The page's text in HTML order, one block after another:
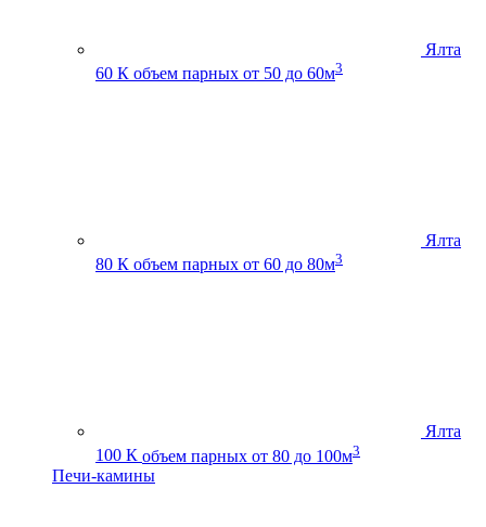
Ялта
60 К объем парных от 50 до 60м3
Ялта
80 К объем парных от 60 до 80м3
Ялта
100 К объем парных от 80 до 100м3
Печи-камины